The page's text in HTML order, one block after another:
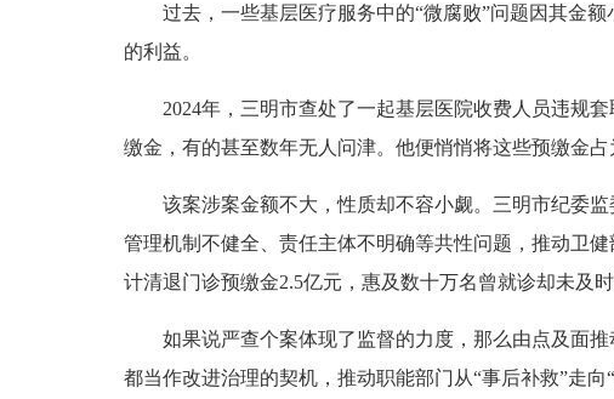
过去，一些基层医疗服务中的“微腐败”问题因其金额
的利益。
2024年，三明市查处了一起基层医院收费人员违规套
缴金，有的甚至数年无人问津。他便悄悄将这些预缴金占
该案涉案金额不大，性质却不容小觑。三明市纪委监
管理机制不健全、责任主体不明确等共性问题，推动卫
计清退门诊预缴金2.5亿元，惠及数十万名曾就诊却未及
如果说严查个案体现了监督的力度，那么由点及面推
都当作改进治理的契机，推动职能部门从“事后补救”走向